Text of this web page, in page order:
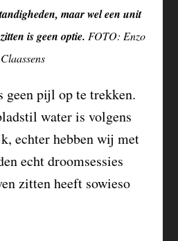
maar wel een unit
is geen optie. FOTO: Enzo
Claassens
geen pijl op te trekken.
water is volgens
echter hebben wij met
echt droomsessies
zitten heeft sowieso